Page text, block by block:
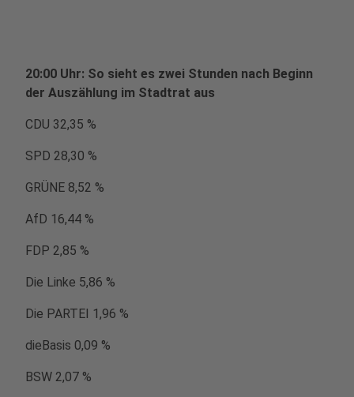
20:00 Uhr: So sieht es zwei Stunden nach Beginn
der Auszählung im Stadtrat aus
CDU 32,35 %
SPD 28,30 %
GRÜNE 8,52 %
AfD 16,44 %
FDP 2,85 %
Die Linke 5,86 %
Die PARTEI 1,96 %
dieBasis 0,09 %
BSW 2,07 %